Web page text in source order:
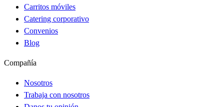
Carritos móviles
Catering corporativo
Convenios
Blog
Compañía
Nosotros
Trabaja con nosotros